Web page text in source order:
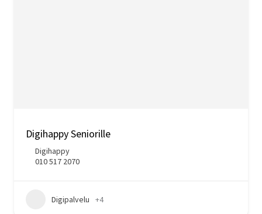
Digihappy Seniorille
Digihappy
010 517 2070
Digipalvelu +4